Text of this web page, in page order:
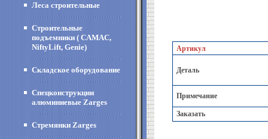
Леса строительные
Строительные
подъемники ( CAMAC,
NiftyLift, Genie)
Складское оборудование
Спецконструкции
алюминиевые Zarges
Стремянки Zarges
Артикул
Деталь
Примечание
Заказать